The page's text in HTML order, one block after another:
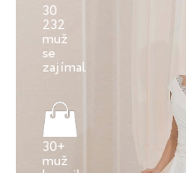
30
232
muž
se
30+
muž